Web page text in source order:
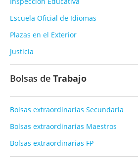
Escuela Oficial de Idiomas
Plazas en el Exterior
Justicia
Bolsas de Trabajo
Bolsas extraordinarias Secundaria
Bolsas extraordinarias Maestros
Bolsas extraordinarias FP